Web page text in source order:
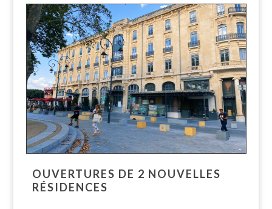
OUVERTURES DE 2 NOUVELLES
RÉSIDENCES